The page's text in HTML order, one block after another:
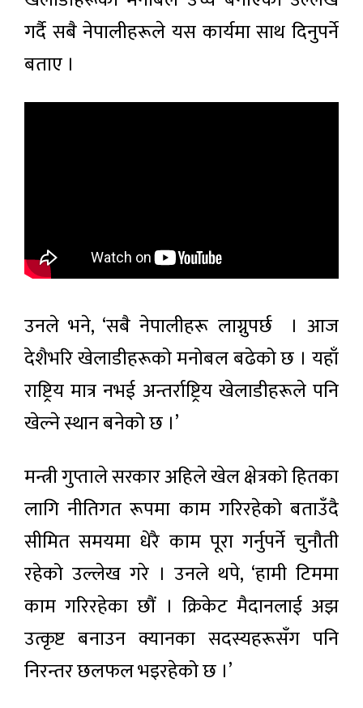
गर्दै सबै नेपालीहरूले यस कार्यमा साथ दिनुपर्ने
बताए ।
उनले भने, ‘सबै नेपालीहरू लाग्नुपर्छ । आज
देशैभरि खेलाडीहरूको मनोबल बढेको छ । यहाँ
राष्ट्रिय मात्र नभई अन्तर्राष्ट्रिय खेलाडीहरूले पनि
खेल्ने स्थान बनेको छ ।’
मन्त्री गुप्ताले सरकार अहिले खेल क्षेत्रको हितका
लागि नीतिगत रूपमा काम गरिरहेको बताउँदै
सीमित समयमा धेरै काम पूरा गर्नुपर्ने चुनौती
रहेको उल्लेख गरे । उनले थपे, ‘हामी टिममा
काम गरिरहेका छौं । क्रिकेट मैदानलाई अझ
उत्कृष्ट बनाउन क्यानका सदस्यहरूसँग पनि
निरन्तर छलफल भइरहेको छ ।’